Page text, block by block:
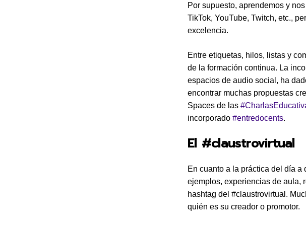
Por supuesto, aprendemos y
TikTok, YouTube, Twitch, etc.,
excelencia.
Entre etiquetas, hilos, listas y
de la formación continua. La
espacios de audio social, ha
encontrar muchas propuestas
Spaces de las
incorporado #entredocents.
El #claustrovirtual
En cuanto a la práctica del día
ejemplos, experiencias de aula,
hashtag del #claustrovirtual.
quién es su creador o promotor.